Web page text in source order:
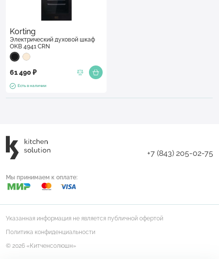
Korting
Электрический духовой шкаф
OKB 4941 CRN
61 490 ₽
Есть в наличии
+7 (843) 205-02-75
Мы принимаем к оплате:
© 2026 «Китченсолюшн»
Политика конфиденциальности
Указанная информация не является публичной офертой